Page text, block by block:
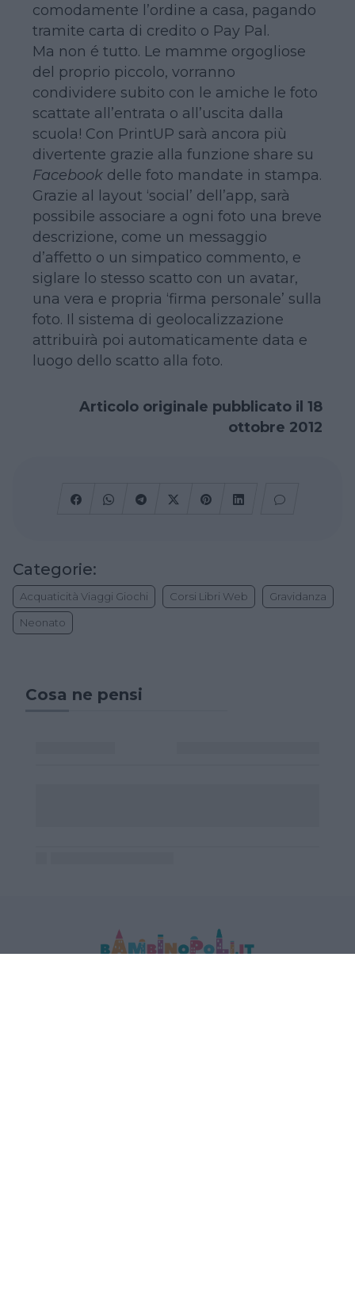
comodamente l’ordine a casa, pagando
tramite carta di credito o Pay Pal.
Ma non é tutto. Le mamme orgogliose
del proprio piccolo, vorranno
condividere subito con le amiche le foto
scattate all’entrata o all’uscita dalla
scuola! Con PrintUP sarà ancora più
divertente grazie alla funzione share su
Facebookdelle foto mandate in stampa.
Grazie al layout ‘social’ dell’app, sarà
possibile associare a ogni foto una breve
descrizione, come un messaggio
d’affetto o un simpatico commento, e
siglare lo stesso scatto con un avatar,
una vera e propria ‘firma personale’ sulla
foto. Il sistema di geolocalizzazione
attribuirà poi automaticamente data e
luogo dello scatto alla foto.
Articolo originale pubblicato il 18
ottobre 2012
Categorie:
Acquaticità Viaggi Giochi Corsi Libri Web Gravidanza
Neonato
Cosa ne pensi